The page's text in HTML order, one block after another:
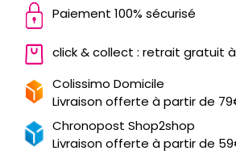
Paiement 100% sécurisé
click & collect : retrait gratuit
Colissimo Domicile
Livraison offerte à partir de
Chronopost Shop2shop
Livraison offerte à partir de